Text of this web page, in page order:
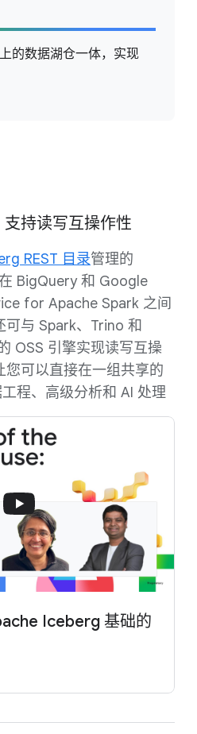
的数据湖仓一体，实现
持读写互操作性
REST 目录管理的
BigQuery 和 Google
for Apache Spark 之间
与 Spark、Trino 和
OSS 引擎实现读写互操
您可以直接在一组共享的
程、高级分析和 AI 处理
Iceberg 基础的